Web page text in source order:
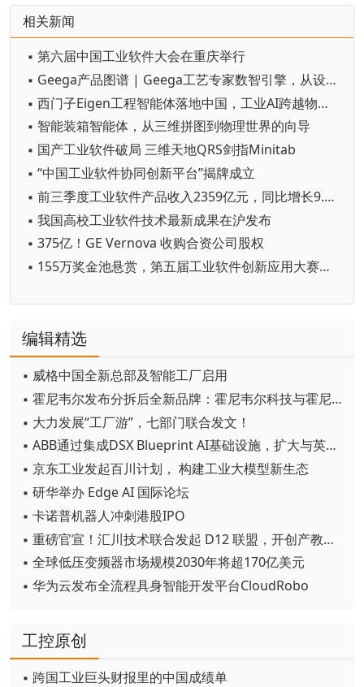
相关新闻
▪ 第六届中国工业软件大会在重庆举行
▪ Geega产品图谱 | Geega工艺专家数智引擎，从设计到作业的智能跃迁
▪ 西门子Eigen工程智能体落地中国，工业AI跨越物理世界“确定性”拐点
▪ 智能装箱智能体，从三维拼图到物理世界的向导
▪ 国产工业软件破局 三维天地QRS剑指Minitab
▪ “中国工业软件协同创新平台”揭牌成立
▪ 前三季度工业软件产品收入2359亿元，同比增长9.8%
▪ 我国高校工业软件技术最新成果在沪发布
▪ 375亿！GE Vernova 收购合资公司股权
▪ 155万奖金池悬赏，第五届工业软件创新应用大赛启动
编辑精选
▪ 威格中国全新总部及智能工厂启用
▪ 霍尼韦尔发布分拆后全新品牌：霍尼韦尔科技与霍尼韦尔航空航天
▪ 大力发展“工厂游”，七部门联合发文！
▪ ABB通过集成DSX Blueprint AI基础设施，扩大与英伟达的合作
▪ 京东工业发起百川计划， 构建工业大模型新生态
▪ 研华举办 Edge AI 国际论坛
▪ 卡诺普机器人冲刺港股IPO
▪ 重磅官宣！汇川技术联合发起 D12 联盟，开创产教融合新范式
▪ 全球低压变频器市场规模2030年将超170亿美元
▪ 华为云发布全流程具身智能开发平台CloudRobo
工控原创
▪ 跨国工业巨头财报里的中国成绩单